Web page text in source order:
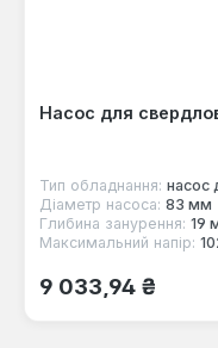
Насос для
Тип обладнання: насос
Діаметр насоса: 83 мм
Глибина занурення: 19
Максимальний напір:
Звичайна ціна:
9 033,94 ₴